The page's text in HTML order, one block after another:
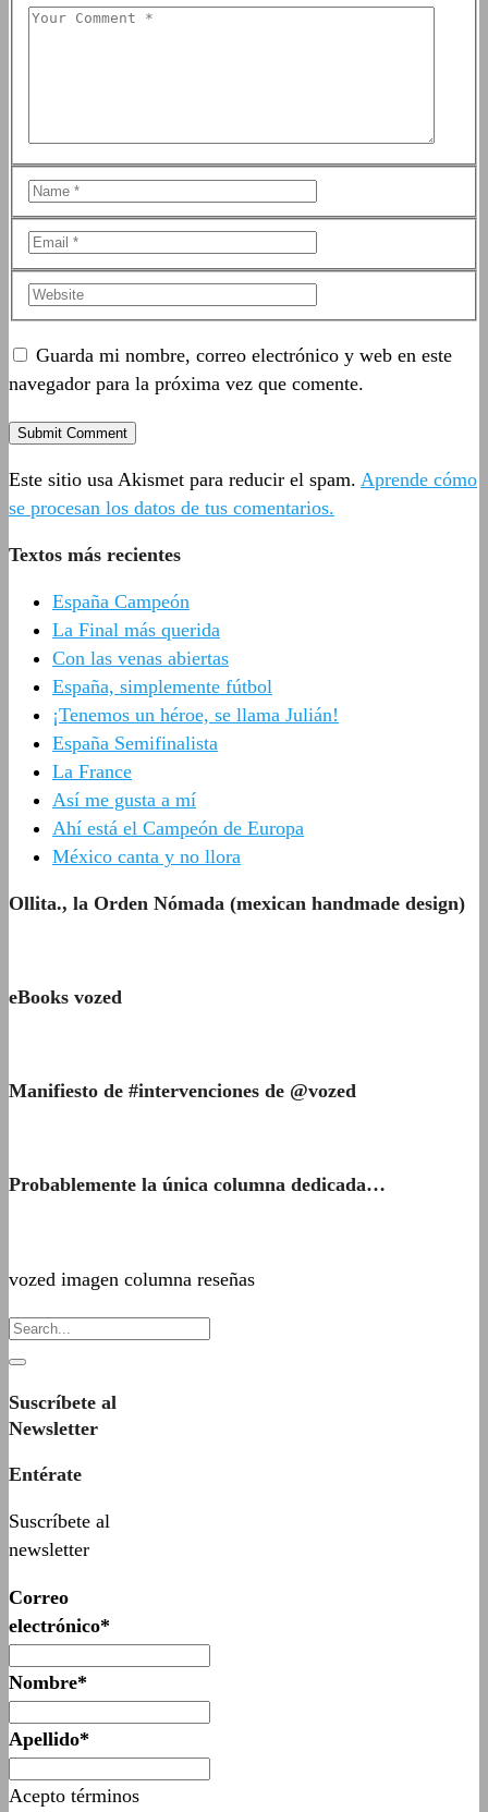
Guarda mi nombre, correo electrónico y web en este
navegador para la próxima vez que comente.
Este sitio usa Akismet para reducir el spam. Aprende cómo
se procesan los datos de tus comentarios.
Textos más recientes
España Campeón
La Final más querida
Con las venas abiertas
España, simplemente fútbol
¡Tenemos un héroe, se llama Julián!
España Semifinalista
La France
Así me gusta a mí
Ahí está el Campeón de Europa
México canta y no llora
Ollita., la Orden Nómada (mexican handmade design)
eBooks vozed
Manifiesto de #intervenciones de @vozed
Probablemente la única columna dedicada…
vozed imagen columna reseñas
Suscríbete al
Newsletter
Entérate
Suscríbete al
newsletter
Correo
electrónico*
Nombre*
Apellido*
Acepto términos